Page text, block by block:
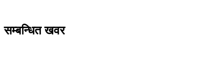
सम्बन्धित खवर